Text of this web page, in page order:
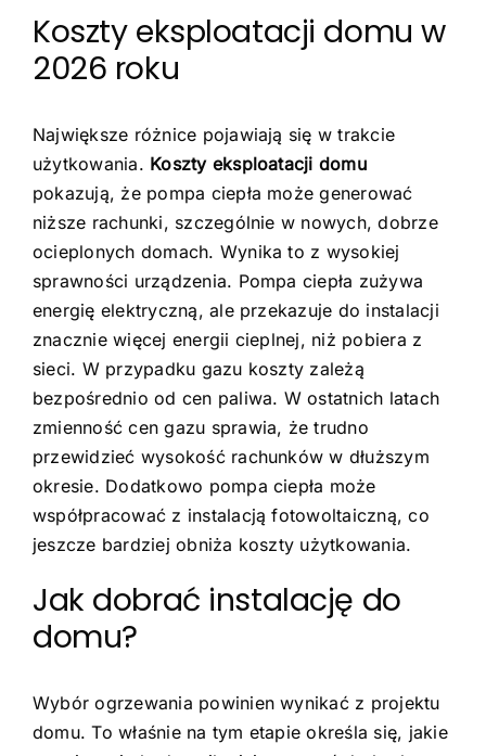
Koszty eksploatacji domu w
2026 roku
Największe różnice pojawiają się w trakcie
użytkowania. Koszty eksploatacji domu
pokazują, że pompa ciepła może generować
niższe rachunki, szczególnie w nowych, dobrze
ocieplonych domach. Wynika to z wysokiej
sprawności urządzenia. Pompa ciepła zużywa
energię elektryczną, ale przekazuje do instalacji
znacznie więcej energii cieplnej, niż pobiera z
sieci. W przypadku gazu koszty zależą
bezpośrednio od cen paliwa. W ostatnich latach
zmienność cen gazu sprawia, że trudno
przewidzieć wysokość rachunków w dłuższym
okresie. Dodatkowo pompa ciepła może
współpracować z instalacją fotowoltaiczną, co
jeszcze bardziej obniża koszty użytkowania.
Jak dobrać instalację do
domu?
Wybór ogrzewania powinien wynikać z projektu
domu. To właśnie na tym etapie określa się, jakie